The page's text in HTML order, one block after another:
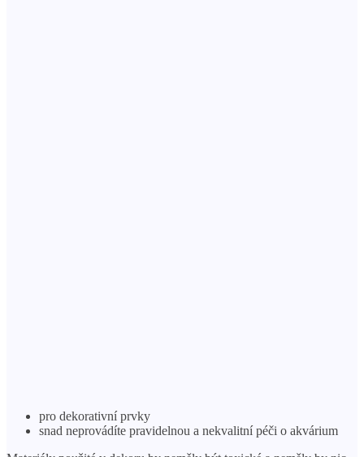
pro dekorativní prvky
snad neprovádíte pravidelnou a nekvalitní péči o akvárium